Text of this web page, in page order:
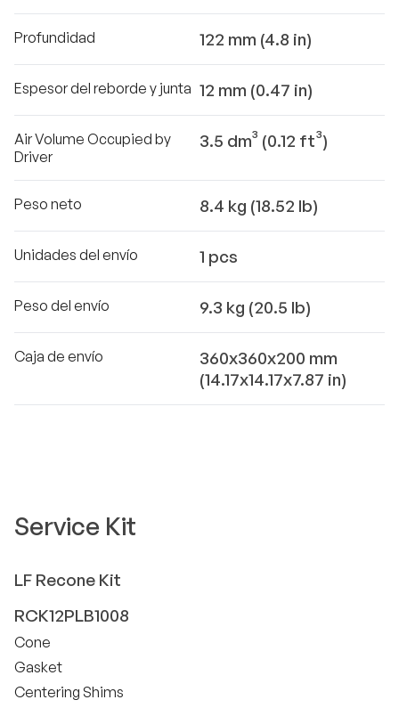
Profundidad 122 mm (4.8 in)
Espesor del reborde y junta 12 mm (0.47 in)
Air Volume Occupied by
Driver
3.5 dm³ (0.12 ft³)
Peso neto 8.4 kg (18.52 lb)
Unidades del envío 1 pcs
Peso del envío 9.3 kg (20.5 lb)
Caja de envío
360x360x200 mm
(14.17x14.17x7.87 in)
Service Kit
LF Recone Kit
RCK12PLB1008
Cone
Gasket
Centering Shims